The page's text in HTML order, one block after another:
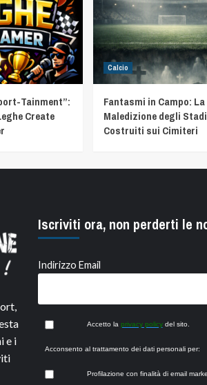
Tainment”:
Create
Calcio
Fantasmi in Campo: La
Maledizione degli Stadi
Costruiti sui Cimiteri
e i
Iscriviti ora, non perderti le
Indirizzo Email
Accetto la privacy policydel sito.
Acconsento al trattamento dei dati personali per:
Profilazione con finalità di email